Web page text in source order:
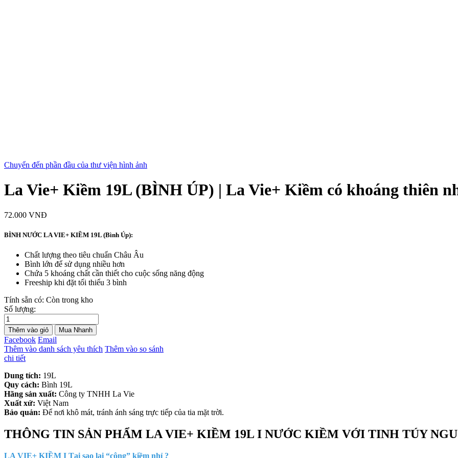
Chuyển đến phần đầu của thư viện hình ảnh
La Vie+ Kiềm 19L (BÌNH ÚP) | La Vie+ Kiềm có khoáng thiên
72.000 VNĐ
BÌNH NƯỚC LA VIE+ KIỀM 19L (Bình Úp):
Chất lượng theo tiêu chuẩn Châu Âu
Bình lớn để sử dụng nhiều hơn
Chứa 5 khoáng chất cần thiết cho cuộc sống năng động
Freeship khi đặt tối thiểu 3 bình
Tính sẵn có: Còn trong kho
Số lượng:
Thêm vào giỏ Mua Nhanh
Facebook Email
Thêm vào danh sách yêu thích Thêm vào so sánh
chi tiết
Dung tích: 19L
Quy cách: Bình 19L
Hãng sản xuất: Công ty TNHH La Vie
Xuất xứ: Việt Nam
Bảo quản: Để nơi khô mát, tránh ánh sáng trực tiếp của tia mặt trời.
THÔNG TIN SẢN PHẨM LA VIE+ KIỀM 19L I NƯỚC KIỀM VỚI TINH TÚY
LA VIE+ KIỀM I Tại sao lại “cộng” kiềm nhỉ ?